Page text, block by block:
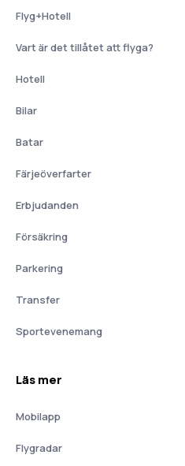
Flyg+Hotell
Vart är det tillåtet att flyga?
Hotell
Bilar
Batar
Färjeöverfarter
Erbjudanden
Försäkring
Parkering
Transfer
Sportevenemang
Läs mer
Mobilapp
Flygradar